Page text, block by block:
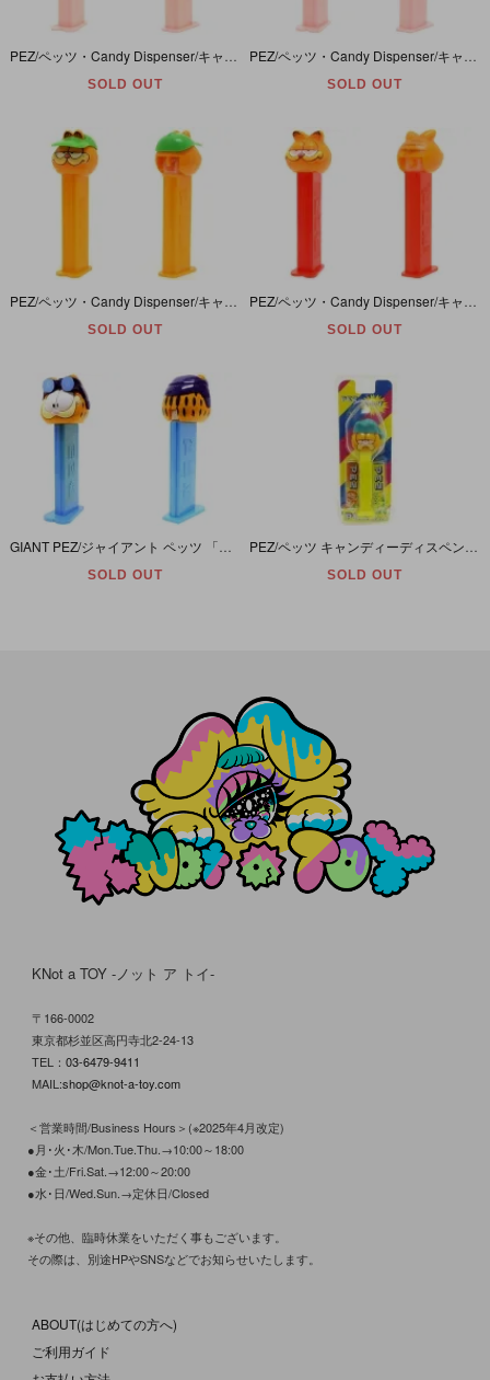
SOLD OUT SOLD OUT
SOLD OUT SOLD OUT
SOLD OUT SOLD OUT
KNot a TOY -ノット ア トイ-
〒166-0002
東京都杉並区高円寺北2-24-13
TEL： 03-6479-9411
MAIL:shop@knot-a-toy.com
＜営業時間/Business Hours＞(※2025年4月改定)
●月･火･木/Mon.Tue.Thu.→10:00～18:00
●金･土/Fri.Sat.→12:00～20:00
●水･日/Wed.Sun.→定休日/Closed
※その他、臨時休業をいただく事もございます。
その際は、別途HPやSNSなどでお知らせいたします。
ABOUT(はじめての方へ)
ご利用ガイド